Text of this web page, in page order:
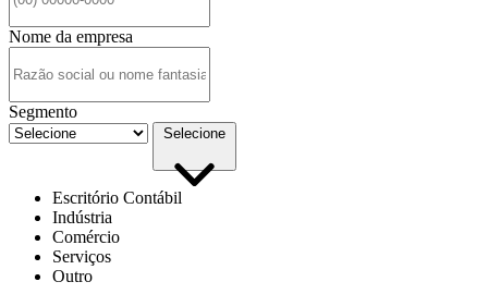
Nome da empresa
Segmento
Selecione
Escritório Contábil
Indústria
Comércio
Serviços
Outro